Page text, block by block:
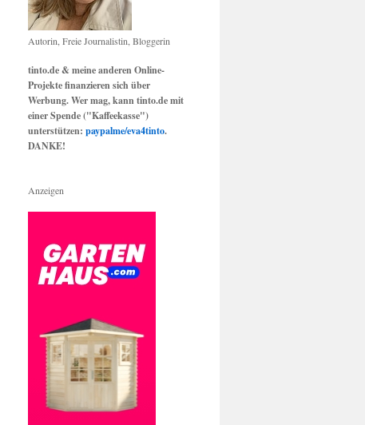
Autorin, Freie Journalistin, Bloggerin
tinto.de & meine anderen Online-
Projekte finanzieren sich über
Werbung. Wer mag, kann tinto.de mit
einer Spende ("Kaffeekasse")
unterstützen: paypalme/eva4tinto.
DANKE!
Anzeigen